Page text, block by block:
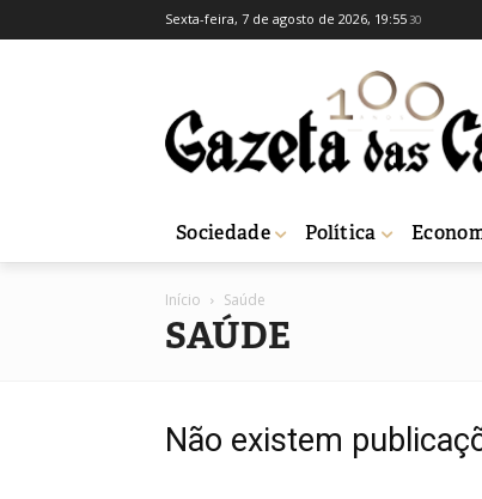
Sexta-feira, 7 de agosto de 2026, 19:55 30
Sociedade Política
Início Saúde
SAÚDE
Não existem